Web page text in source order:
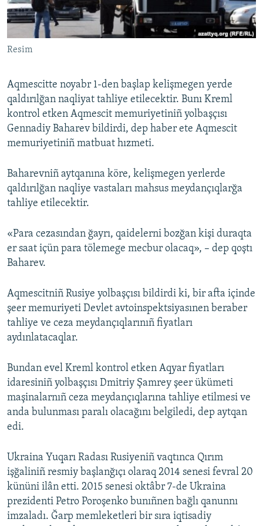
Русский
Українською
RFE/RS bütün saytları
Resim
Aqmescitte noyabr 1-den başlap kelişmegen yerde
qaldırılğan naqliyat tahliye etilecektir. Bunı Kreml
kontrol etken Aqmescit memuriyetiniñ yolbaşçısı
Gennadiy Baharev bildirdi, dep haber ete Aqmescit
memuriyetiniñ matbuat hızmeti.
Baharevniñ aytqanına köre, kelişmegen yerlerde
qaldırılğan naqliye vastaları mahsus meydançıqlarğa
tahliye etilecektir.
«Para cezasından ğayrı, qaidelerni bozğan kişi duraqta
er saat içün para tölemege mecbur olacaq», – dep qoştı
Baharev.
Aqmescitniñ Rusiye yolbaşçısı bildirdi ki, bir afta içinde
şeer memuriyeti Devlet avtoinspektsiyasınen beraber
tahliye ve ceza meydançıqlarınıñ fiyatları
aydınlatacaqlar.
Bundan evel Kreml kontrol etken Aqyar fiyatları
idaresiniñ yolbaşçısı Dmitriy Şamrey şeer ükümeti
maşinalarnıñ ceza meydançıqlarına tahliye etilmesi ve
anda bulunması paralı olacağını belgiledi, dep aytqan
edi.
Ukraina Yuqarı Radası Rusiyeniñ vaqtınca Qırım
işğaliniñ resmiy başlanğıçı olaraq 2014 senesi fevral 20
kününi ilân etti. 2015 senesi oktâbr 7-de Ukraina
prezidenti Petro Poroşenko bunıñnen bağlı qanunnı
imzaladı. Ğarp memleketleri bir sıra iqtisadiy